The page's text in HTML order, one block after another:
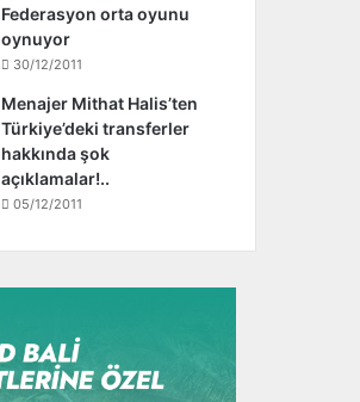
Federasyon orta oyunu
oynuyor
30/12/2011
Menajer Mithat Halis’ten
Türkiye’deki transferler
hakkında şok
açıklamalar!..
05/12/2011